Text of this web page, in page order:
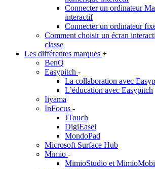
Connecter un ordinateur
interactif
Connecter un ordinateur
Comment choisir un écran
classe
Les différentes marques +
BenQ
Easypitch -
La collaboration avec
L’éducation avec Easypitch
Iiyama
InFocus -
JTouch
DigiEasel
MondoPad
Microsoft Surface Hub
Mimio -
MimioStudio et